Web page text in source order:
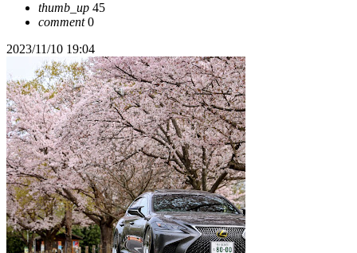
thumb_up 45
comment0
2023/11/10 19:04